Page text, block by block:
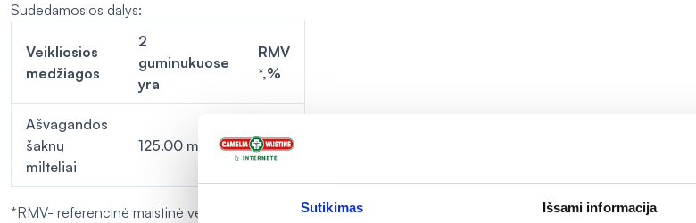
Sutikimas Išsami informacija
Sudedamosios dalys:
Veikliosios
medžiagos
2
guminukuose
yra
RMV
*,%
Ašvagandos
šaknų
milteliai
125.00 mg **
*RMV- referencinė maistinė vertė (rekomenduojama paros norma)